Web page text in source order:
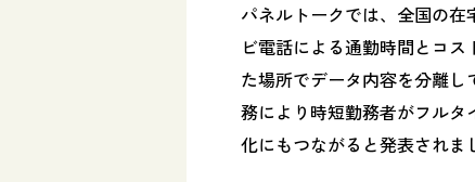
パネルトークでは、全国の
ビ電話による通勤時間とコ
た場所でデータ内容を分離
務により時短勤務者がフル
化にもつながると発表されま